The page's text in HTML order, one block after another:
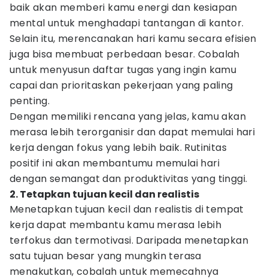
baik akan memberi kamu energi dan kesiapan
mental untuk menghadapi tantangan di kantor.
Selain itu, merencanakan hari kamu secara efisien
juga bisa membuat perbedaan besar. Cobalah
untuk menyusun daftar tugas yang ingin kamu
capai dan prioritaskan pekerjaan yang paling
penting.
Dengan memiliki rencana yang jelas, kamu akan
merasa lebih terorganisir dan dapat memulai hari
kerja dengan fokus yang lebih baik. Rutinitas
positif ini akan membantumu memulai hari
dengan semangat dan produktivitas yang tinggi.
2. Tetapkan tujuan kecil dan realistis
Menetapkan tujuan kecil dan realistis di tempat
kerja dapat membantu kamu merasa lebih
terfokus dan termotivasi. Daripada menetapkan
satu tujuan besar yang mungkin terasa
menakutkan, cobalah untuk memecahnya